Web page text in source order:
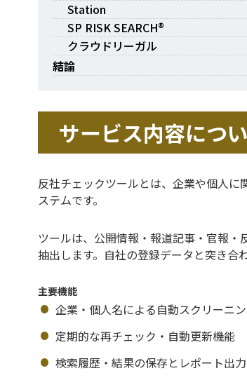
Station
SP RISK SEARCH®
クラウドリーガル
結論
サービス内容につ
反社チェックツールとは、企業や個人
ステムです。
ツールは、公開情報・報道記事・官報
抽出します。自社の登録データと突き合
主要機能
企業・個人名による自動スクリーニ
定期的な再チェック・自動更新機能
検索履歴・結果の保存とレポート出力